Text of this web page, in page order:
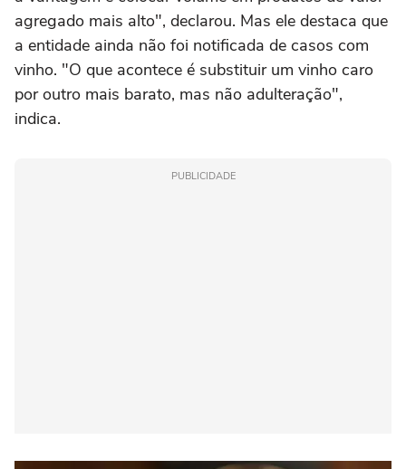
agregado mais alto", declarou. Mas ele destaca que
a entidade ainda não foi notificada de casos com
vinho. "O que acontece é substituir um vinho caro
por outro mais barato, mas não adulteração",
indica.
PUBLICIDADE